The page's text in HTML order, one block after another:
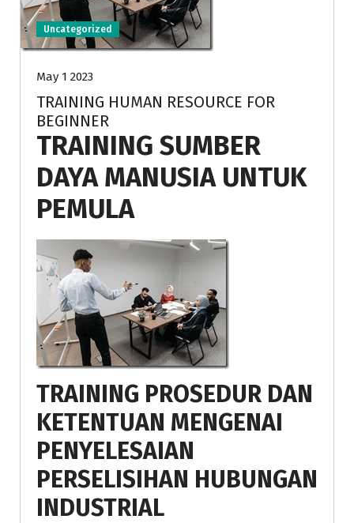
Uncategorized
May 1 2023
TRAINING HUMAN RESOURCE FOR
BEGINNER
TRAINING SUMBER
DAYA MANUSIA UNTUK
PEMULA
TRAINING PROSEDUR DAN
KETENTUAN MENGENAI
PENYELESAIAN
PERSELISIHAN HUBUNGAN
INDUSTRIAL